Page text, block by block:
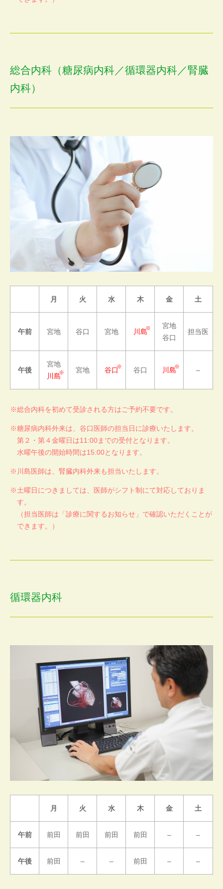
総合内科（糖尿病内科／循環器内科／腎臓
内科）
月 火 水 木 金 土
午前 宮地 谷口 宮地 川島
宮地
谷口
担当医
午後
宮地
川島
宮地 谷口 谷口 川島 –
総合内科を初めて受診される方はご予約不要です。
糖尿病内科外来は、谷口医師の担当日に診療いたします。
第２・第４金曜日は11:00までの受付となります。
水曜午後の開始時間は15:00となります。
川島医師は、腎臓内科外来も担当いたします。
土曜日につきましては、医師がシフト制にて対応しておりま
す。
（担当医師は「診療に関するお知らせ」で確認いただくことが
できます。）
循環器内科
月 火 水 木 金 土
午前 前田 前田 前田 前田 – –
午後 前田 – – 前田 – –